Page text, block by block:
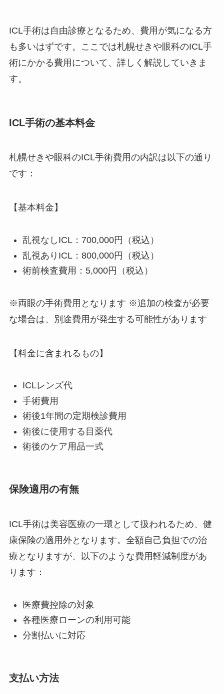
ICL手術は自由診療となるため、費用が気になる方
も多いはずです。ここでは札幌せきや眼科のICL手
術にかかる費用について、詳しく解説していきま
す。
ICL手術の基本料金
札幌せきや眼科のICL手術費用の内訳は以下の通り
です：
【基本料金】
乱視なしICL：700,000円（税込）
乱視ありICL：800,000円（税込）
術前検査費用：5,000円（税込）
※両眼の手術費用となります ※追加の検査が必要
な場合は、別途費用が発生する可能性があります
【料金に含まれるもの】
ICLレンズ代
手術費用
術後1年間の定期検診費用
術後に使用する目薬代
術後のケア用品一式
保険適用の有無
ICL手術は美容医療の一環として扱われるため、健
康保険の適用外となります。全額自己負担での治
療となりますが、以下のような費用軽減制度があ
ります：
医療費控除の対象
各種医療ローンの利用可能
分割払いに対応
支払い方法